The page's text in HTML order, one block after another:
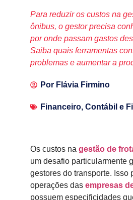
Para reduzir os custos na
ônibus, o gestor precisa
por onde passam gastos
Saiba quais ferramentas
problemas e aumentar a
Por Flávia Firmino
Financeiro, Contábil e
Os custos na gestão de
um desafio particularmente
gestores do transporte. Isso
operações das empresas
possuem especificidades